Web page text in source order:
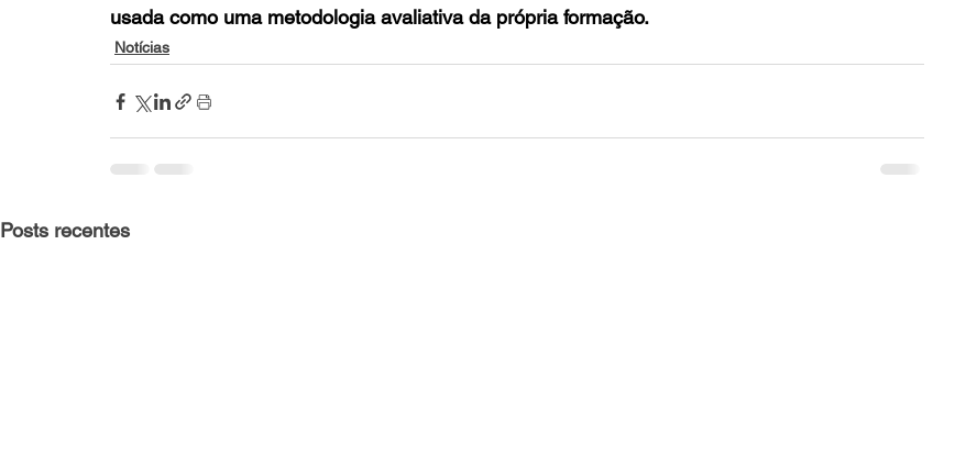
usada como uma metodologia avaliativa da própria formação.
Notícias
Posts recentes